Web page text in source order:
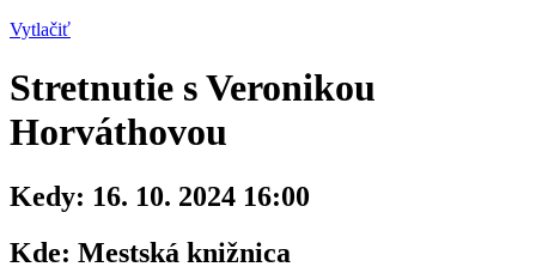
Vytlačiť
Stretnutie s Veronikou
Horváthovou
Kedy: 16. 10. 2024 16:00
Kde: Mestská knižnica